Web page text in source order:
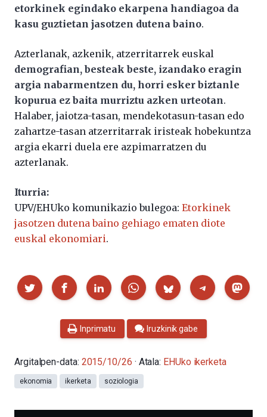
etorkinek egindako ekarpena handiagoa da
kasu guztietan jasotzen dutena baino.
Azterlanak, azkenik, atzerritarrek euskal
demografian, besteak beste, izandako eragin
argia nabarmentzen du, horri esker biztanle
kopurua ez baita murriztu azken urteotan.
Halaber, jaiotza-tasan, mendekotasun-tasan edo
zahartze-tasan atzerritarrak iristeak hobekuntza
argia ekarri duela ere azpimarratzen du
azterlanak.
Iturria:
UPV/EHUko komunikazio bulegoa: Etorkinek
jasotzen dutena baino gehiago ematen diote
euskal ekonomiari.
Partekatu
Inprimatu Iruzkinik gabe
Argitalpen-data: 2015/10/26 · Atala: EHUko ikerketa
ekonomia ikerketa soziologia